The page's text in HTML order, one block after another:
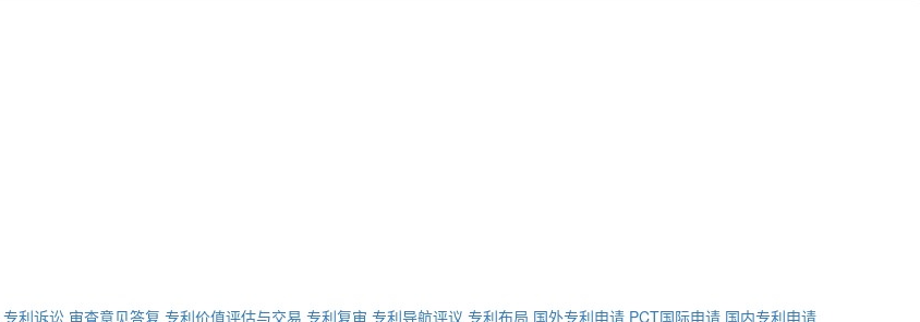
专利诉讼 审查意见答复 专利价值评估与交易 专利复审 专利导航评议 专利布局 国外专利申请 PCT国际申请 国内专利申请